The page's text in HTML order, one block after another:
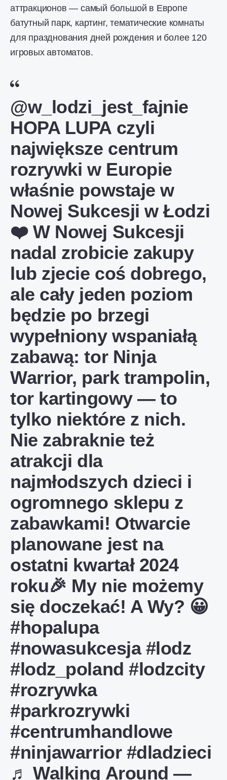
аттракционов — самый большой в Европе
батутный парк, картинг, тематические комнаты
для празднования дней рождения и более 120
игровых автоматов.
@w_lodzi_jest_fajnie
HOPA LUPA czyli
największe centrum
rozrywki w Europie
właśnie powstaje w
Nowej Sukcesji w Łodzi
❤️ W Nowej Sukcesji
nadal zrobicie zakupy
lub zjecie coś dobrego,
ale cały jeden poziom
będzie po brzegi
wypełniony wspaniałą
zabawą: tor Ninja
Warrior, park trampolin,
tor kartingowy — to
tylko niektóre z nich.
Nie zabraknie też
atrakcji dla
najmłodszych dzieci i
ogromnego sklepu z
zabawkami! Otwarcie
planowane jest na
ostatni kwartał 2024
roku🎉 My nie możemy
się doczekać! A Wy? 😀
#hopalupa
#nowasukcesja #lodz
#lodz_poland #lodzcity
#rozrywka
#parkrozrywki
#centrumhandlowe
#ninjawarrior #dladzieci
♬ Walking Around —